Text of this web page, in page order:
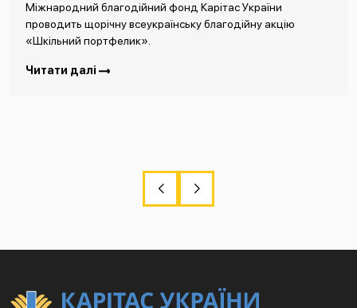
Міжнародний благодійний фонд Карітас України
проводить щорічну всеукраїнську благодійну акцію
«Шкільний портфелик».
Читати далі